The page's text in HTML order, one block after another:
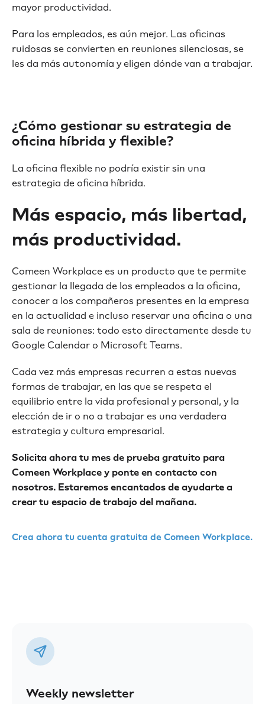
mayor productividad.
Para los empleados, es aún mejor. Las oficinas
ruidosas se convierten en reuniones silenciosas, se
les da más autonomía y eligen dónde van a trabajar.
¿Cómo gestionar su estrategia de
oficina híbrida y flexible?
La oficina flexible no podría existir sin una
estrategia de oficina híbrida.
Más espacio, más libertad,
más productividad.
Comeen Workplace es un producto que te permite
gestionar la llegada de los empleados a la oficina,
conocer a los compañeros presentes en la empresa
en la actualidad e incluso reservar una oficina o una
sala de reuniones: todo esto directamente desde tu
Google Calendar o Microsoft Teams.
Cada vez más empresas recurren a estas nuevas
formas de trabajar, en las que se respeta el
equilibrio entre la vida profesional y personal, y la
elección de ir o no a trabajar es una verdadera
estrategia y cultura empresarial.
Solicita ahora tu mes de prueba gratuito para
Comeen Workplace y ponte en contacto con
nosotros. Estaremos encantados de ayudarte a
crear tu espacio de trabajo del mañana.
Crea ahora tu cuenta gratuita de Comeen Workplace.
Weekly newsletter